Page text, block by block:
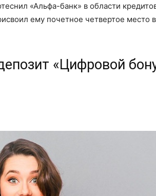
«Альфа-банк» в области
ему почетное четвертое место
«Цифровой